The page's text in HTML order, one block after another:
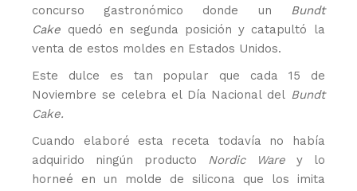
concurso gastronómico donde un Bundt
Cake quedó en segunda posición y catapultó la
venta de estos moldes en Estados Unidos.
Este dulce es tan popular que cada 15 de
Noviembre se celebra el Día Nacional del Bundt
Cake.
Cuando elaboré esta receta todavía no había
adquirido ningún producto Nordic Warey lo
horneé en un molde de silicona que los imita